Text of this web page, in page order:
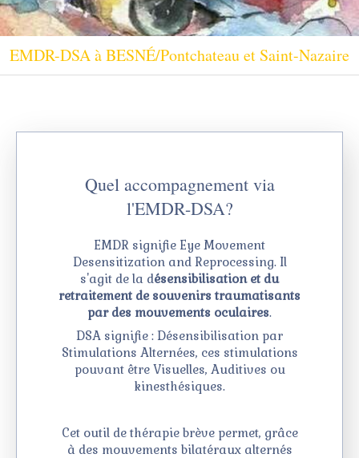
EMDR-DSA à BESNÉ/Pontchateau et Saint-Nazaire
Quel accompagnement via
l'EMDR-DSA?
EMDR signifie Eye Movement
Desensitization and Reprocessing. Il
s'agit de la désensibilisation et du
retraitement de souvenirs traumatisants
par des mouvements oculaires.
DSA signifie : Désensibilisation par
Stimulations Alternées, ces stimulations
pouvant être Visuelles, Auditives ou
kinesthésiques.
Cet outil de thérapie brève permet, grâce
à des mouvements bilatéraux alternés